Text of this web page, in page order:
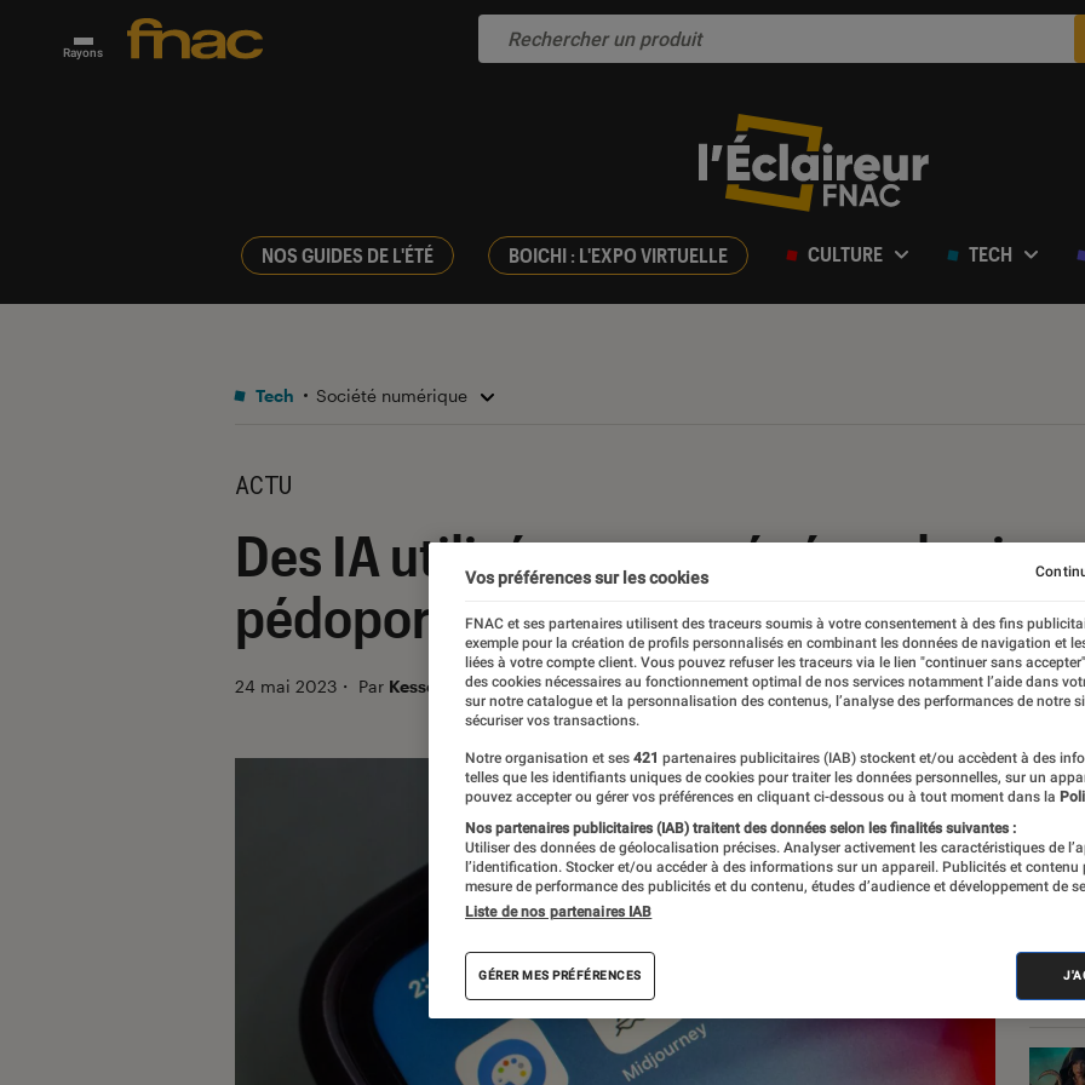
Rayons
NOS GUIDES DE L'ÉTÉ BOICHI : L'EXPO VIRTUELLE CULTURE TECH
Tech Société numérique
ACTU
Des IA utilisées pour générer des
pédopornographiques
24 mai 2023 ・ Par Kesso Diallo
Vos préférences sur les cookies
FNAC et ses partenaires utilisent des traceurs soumis à votre consentement à des fins
exemple pour la création de profils personnalisés en combinant les données de navigation et
liées à votre compte client. Vous pouvez refuser les traceurs via le lien "continuer sans
des cookies nécessaires au fonctionnement optimal de nos services notamment l’aide dans
sur notre catalogue et la personnalisation des contenus, l’analyse des performances de notre
sécuriser vos transactions.
Notre organisation et ses 421 partenaires publicitaires (IAB) stockent et/ou accèdent à des
telles que les identifiants uniques de cookies pour traiter les données personnelles, sur un
pouvez accepter ou gérer vos préférences en cliquant ci-dessous ou à tout moment dans la
Nos partenaires publicitaires (IAB) traitent des données selon les finalités suivantes :
Utiliser des données de géolocalisation précises. Analyser activement les caractéristiques de
l’identification. Stocker et/ou accéder à des informations sur un appareil. Publicités et contenu
mesure de performance des publicités et du contenu, études d’audience et développement de
Liste de nos partenaires IAB
GÉRER MES PRÉFÉRENCES